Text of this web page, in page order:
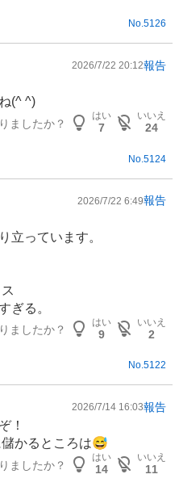
No.5126
2026/7/22 20:12報告
(^ ^)
ましたか？
はい
7
いいえ
24
No. 5124
2026/7/22 6:49報告
立っています。
ぎる。
ましたか？
はい
9
いいえ
2
No.5122
2026/7/14 16:03報告
！
かるところは😅
ましたか？
はい
14
いいえ
11